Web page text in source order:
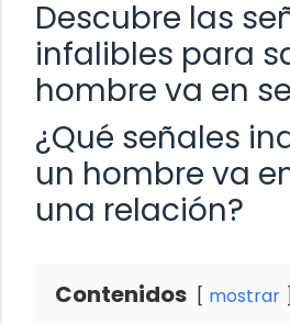
Descubre las
infalibles para
hombre va en
¿Qué señales
un hombre va
una relación?
Contenidos mostrar